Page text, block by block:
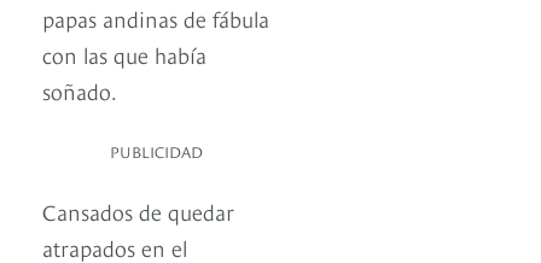
papas andinas de fábula
con las que había
soñado.
PUBLICIDAD
Cansados de quedar
atrapados en el